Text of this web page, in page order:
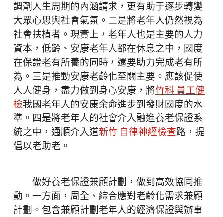
調劑人生周期的內涵請求，更有助于逐步轉變
大眾心思與社會氣氛。二是將老年人仍然視為
社會扶植者。現實上，老年人也是主要的人力
資本，低齡、安康老年人都在休息之中，國度
在保證老有所養的同時，還要助力完成老有所
為。三是推動安康老齡化至關主要。應該促使
人人健身，盡力做到身心安康，將竹科 員工健
檢我國老年人的安康余命進步到發財國度的水
準。四是將老年人的社會介入融進養老保證系
統之中，通順介入道新竹 自律神經檢查路，提
倡以老助老。
做好養老保證兼顧計劃，做到高效協同推
動。一方面，周全、綜合應對老齡化需求兼顧
計劃。包含兼顧計劃老年人的經濟保證與辦事